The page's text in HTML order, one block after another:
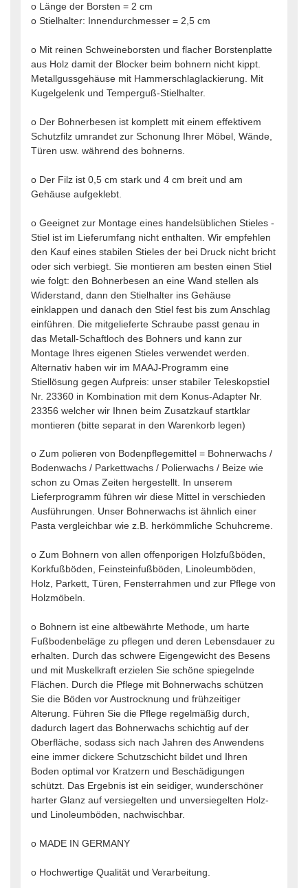
o Länge der Borsten = 2 cm
o Stielhalter: Innendurchmesser = 2,5 cm
o Mit reinen Schweineborsten und flacher Borstenplatte
aus Holz damit der Blocker beim bohnern nicht kippt.
Metallgussgehäuse mit Hammerschlaglackierung. Mit
Kugelgelenk und Temperguß-Stielhalter.
o Der Bohnerbesen ist komplett mit einem effektivem
Schutzfilz umrandet zur Schonung Ihrer Möbel, Wände,
Türen usw. während des bohnerns.
o Der Filz ist 0,5 cm stark und 4 cm breit und am
Gehäuse aufgeklebt.
o Geeignet zur Montage eines handelsüblichen Stieles -
Stiel ist im Lieferumfang nicht enthalten. Wir empfehlen
den Kauf eines stabilen Stieles der bei Druck nicht bricht
oder sich verbiegt. Sie montieren am besten einen Stiel
wie folgt: den Bohnerbesen an eine Wand stellen als
Widerstand, dann den Stielhalter ins Gehäuse
einklappen und danach den Stiel fest bis zum Anschlag
einführen. Die mitgelieferte Schraube passt genau in
das Metall-Schaftloch des Bohners und kann zur
Montage Ihres eigenen Stieles verwendet werden.
Alternativ haben wir im MAAJ-Programm eine
Stiellösung gegen Aufpreis: unser stabiler Teleskopstiel
Nr. 23360 in Kombination mit dem Konus-Adapter Nr.
23356 welcher wir Ihnen beim Zusatzkauf startklar
montieren (bitte separat in den Warenkorb legen)
o Zum polieren von Bodenpflegemittel = Bohnerwachs /
Bodenwachs / Parkettwachs / Polierwachs / Beize wie
schon zu Omas Zeiten hergestellt. In unserem
Lieferprogramm führen wir diese Mittel in verschieden
Ausführungen. Unser Bohnerwachs ist ähnlich einer
Pasta vergleichbar wie z.B. herkömmliche Schuhcreme.
o Zum Bohnern von allen offenporigen Holzfußböden,
Korkfußböden, Feinsteinfußböden, Linoleumböden,
Holz, Parkett, Türen, Fensterrahmen und zur Pflege von
Holzmöbeln.
o Bohnern ist eine altbewährte Methode, um harte
Fußbodenbeläge zu pflegen und deren Lebensdauer zu
erhalten. Durch das schwere Eigengewicht des Besens
und mit Muskelkraft erzielen Sie schöne spiegelnde
Flächen. Durch die Pflege mit Bohnerwachs schützen
Sie die Böden vor Austrocknung und frühzeitiger
Alterung. Führen Sie die Pflege regelmäßig durch,
dadurch lagert das Bohnerwachs schichtig auf der
Oberfläche, sodass sich nach Jahren des Anwendens
eine immer dickere Schutzschicht bildet und Ihren
Boden optimal vor Kratzern und Beschädigungen
schützt. Das Ergebnis ist ein seidiger, wunderschöner
harter Glanz auf versiegelten und unversiegelten Holz-
und Linoleumböden, nachwischbar.
o MADE IN GERMANY
o Hochwertige Qualität und Verarbeitung.